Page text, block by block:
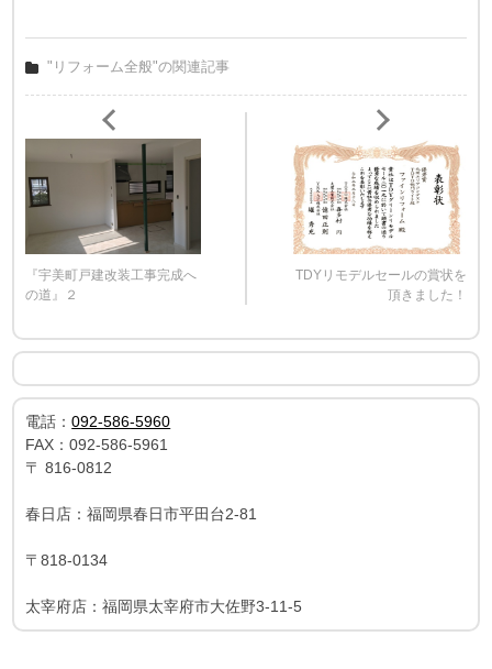
"リフォーム全般"の関連記事
『宇美町戸建改装工事完成へ
の道』２
TDYリモデルセールの賞状を
頂きました！
電話：092-586-5960
FAX：092-586-5961
〒816-0812
春日店：福岡県春日市平田台2-81
〒818-0134
太宰府店：福岡県太宰府市大佐野3-11-5